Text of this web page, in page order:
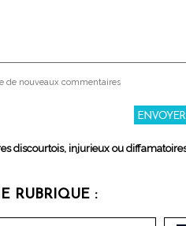
de nouveaux commentaires
discourtois, injurieux ou
RUBRIQUE :